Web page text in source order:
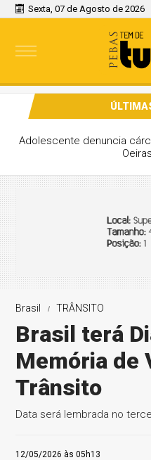
Sexta, 07 de Agosto de 2026
Adolescente denuncia
Brasil TRÂNSITO
Brasil terá
Memória de
Trânsito
Data será lembrada no
12/05/2026 às 05h13